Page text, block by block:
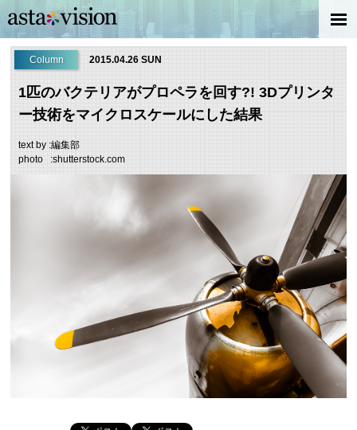
Column 2015.04.26 SUN
1匹のバクテリアがプロペラを回す?! 3Dプリンタ
ー技術をマイクロスケールにした結果
text by :編集部
photo :shutterstock.com